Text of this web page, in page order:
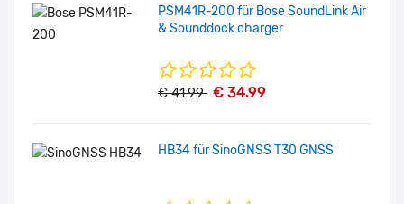
PSM41R-200 für Bose SoundLink Air
& Sounddock charger
€ 41.99 € 34.99
HB34 für SinoGNSS T30 GNSS